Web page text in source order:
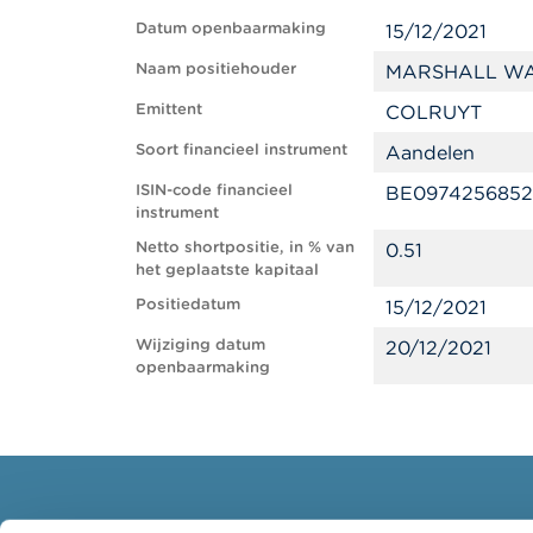
Datum openbaarmaking 15/12/2021
Naam positiehouder MARSHALL
Emittent COLRUYT
Soort financieel instrument Aandelen
ISIN-code financieel
instrument
BE0974256852
Netto shortpositie, in % van
het geplaatste kapitaal
0.51
Positiedatum 15/12/2021
Wijziging datum
openbaarmaking
20/12/2021